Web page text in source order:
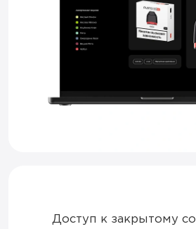
Доступ к закрытому